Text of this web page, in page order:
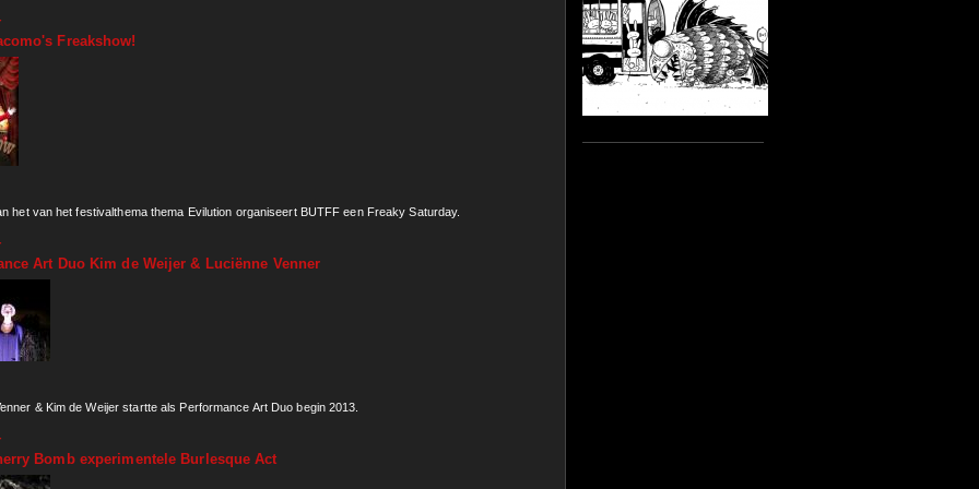
over Misery Event
Freakshow!
het van het festivalthema thema Evilution organiseert BUTFF een Freaky Saturday.
over Papa Giacomo's Freakshow!
Art Duo Kim de Weijer & Luciënne Venner
& Kim de Weijer startte als Performance Art Duo begin 2013.
over Performance Art Duo Kim de Weijer & Luciënne Venner
Bomb experimentele Burlesque Act